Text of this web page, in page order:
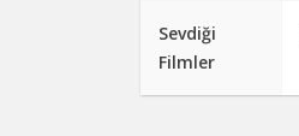
Sevdiği
Filmler